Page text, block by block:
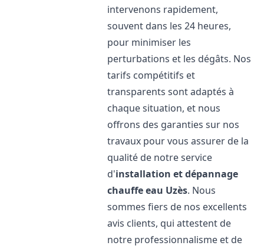
intervenons rapidement,
souvent dans les 24 heures,
pour minimiser les
perturbations et les dégâts. Nos
tarifs compétitifs et
transparents sont adaptés à
chaque situation, et nous
offrons des garanties sur nos
travaux pour vous assurer de la
qualité de notre service
d'installation et dépannage
chauffe eau Uzès. Nous
sommes fiers de nos excellents
avis clients, qui attestent de
notre professionnalisme et de